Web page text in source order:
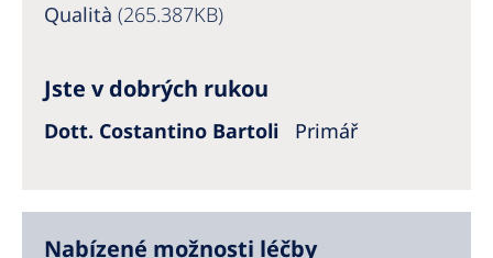
Qualità (265.387KB)
Jste v dobrých rukou
Dott. Costantino Bartoli Primář
Nabízené možnosti léčby